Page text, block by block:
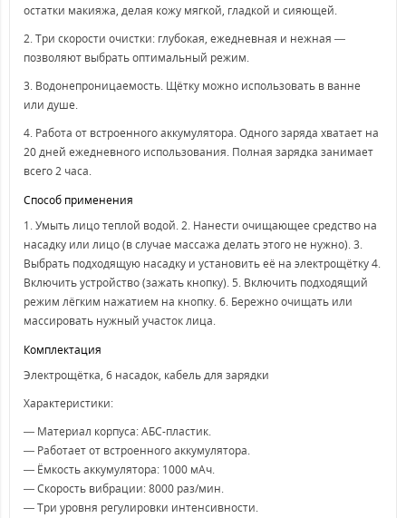
остатки макияжа, делая кожу мягкой, гладкой и сияющей.
2. Три скорости очистки: глубокая, ежедневная и нежная —
позволяют выбрать оптимальный режим.
3. Водонепроницаемость. Щётку можно использовать в ванне
или душе.
4. Работа от встроенного аккумулятора. Одного заряда хватает на
20 дней ежедневного использования. Полная зарядка занимает
всего 2 часа.
Способ применения
1. Умыть лицо теплой водой. 2. Нанести очищающее средство на
насадку или лицо (в случае массажа делать этого не нужно). 3.
Выбрать подходящую насадку и установить её на электрощётку 4.
Включить устройство (зажать кнопку). 5. Включить подходящий
режим лёгким нажатием на кнопку. 6. Бережно очищать или
массировать нужный участок лица.
Комплектация
Электрощётка, 6 насадок, кабель для зарядки
Характеристики:
— Материал корпуса: АБС-пластик.
— Работает от встроенного аккумулятора.
— Ёмкость аккумулятора: 1000 мАч.
— Скорость вибрации: 8000 раз/мин.
— Три уровня регулировки интенсивности.